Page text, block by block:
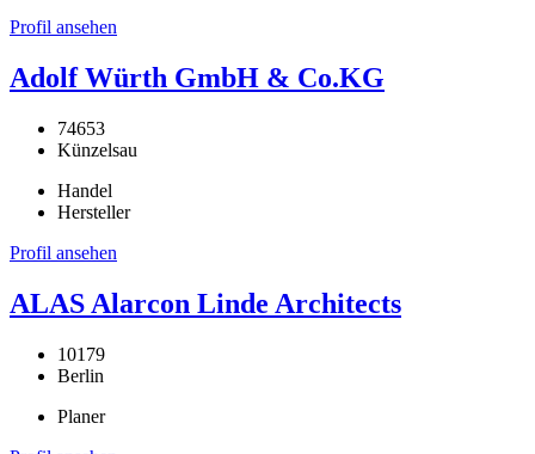
Profil ansehen
Adolf Würth GmbH & Co.KG
74653
Künzelsau
Handel
Hersteller
Profil ansehen
ALAS Alarcon Linde Architects
10179
Berlin
Planer